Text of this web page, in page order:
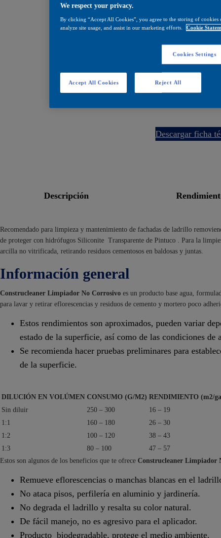
descargar ficha
descripción
Recomendado para limpieza y mantenimiento de fachadas de ladrillo
de proteger con hidrófugos Siliconite Transparente de Pintuco . Para la
arcilla no vitrificada, retirando residuos cementosos en baldosas y juntas.
Información general
Construcleaner Limpiador No Corrosivo es un producto base agua,
para lavar y retirar eflorescencias y residuos de cemento y mortero poco
Estos rendimientos son aproximados, pueden variar
estado de la superficie, así como de las condiciones de
Se recomienda hacer pruebas preliminares para
de la superficie.
DILUCIÓN EN VOLÚMEN CONSUMO (G/M2) RENDIMIENTO (m2/
Sin diluir
250 – 300
16 – 19
1:1
160 – 180
26 – 30
1:2
100 – 120
38 – 43
1:3
80 – 100
47 – 57
Estos son algunos de los beneficios que te ofrece Construcleaner Limpiador
Remueve eflorescencias o manchas blancas en el
No ataca pisos, perfilería en aluminio y jardinería.
No degrada el ladrillo y resalta su color natural.
De fácil manejo, no es agresivo para el aplicador.
Producto biodegradable, protege el medio ambiente.
We respect your privacy.
By clicking “Accept All Cookies”, you agree to the storing of
analyze site usage, and assist in our marketing efforts.
Cookie
Cookies Settings
Reject All
Accept All Cookies